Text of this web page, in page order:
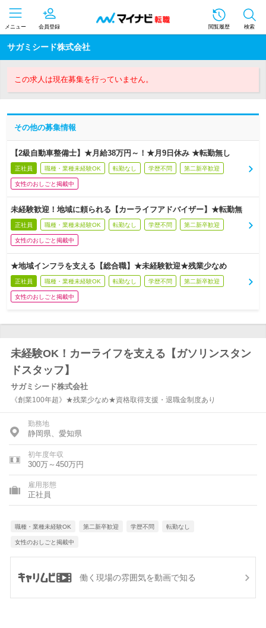
メニュー 会員登録 閲覧履歴 検索
サガミシード株式会社
この求人は現在募集を行っていません。
その他の募集情報
【2級自動車整備士】★月給38万円～！★月9日休み ★転勤無し
正社員 職種・業種未経験OK 転勤なし 学歴不問 第二新卒歓迎
女性のおしごと掲載中
未経験歓迎！地域に頼られる【カーライフアドバイザー】★転勤無
正社員 職種・業種未経験OK 転勤なし 学歴不問 第二新卒歓迎
女性のおしごと掲載中
★地域インフラを支える【総合職】★未経験歓迎★残業少なめ
正社員 職種・業種未経験OK 転勤なし 学歴不問 第二新卒歓迎
女性のおしごと掲載中
未経験OK！カーライフを支える【ガソリンスタン
ドスタッフ】
サガミシード株式会社
《創業100年超》★残業少なめ★資格取得支援・退職金制度あり
勤務地
静岡県、愛知県
初年度年収
300万～450万円
雇用形態
正社員
職種・業種未経験OK 第二新卒歓迎 学歴不問 転勤なし
女性のおしごと掲載中
働く現場の雰囲気を動画で知る